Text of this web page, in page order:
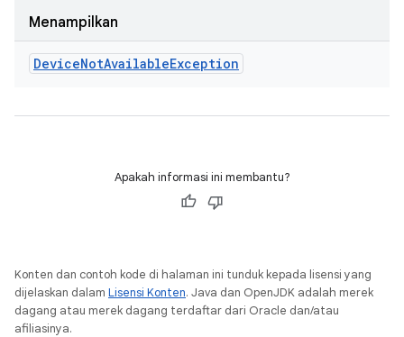
Menampilkan
DeviceNotAvailableException
Apakah informasi ini membantu?
Konten dan contoh kode di halaman ini tunduk kepada lisensi yang
dijelaskan dalam Lisensi Konten. Java dan OpenJDK adalah merek
dagang atau merek dagang terdaftar dari Oracle dan/atau
afiliasinya.